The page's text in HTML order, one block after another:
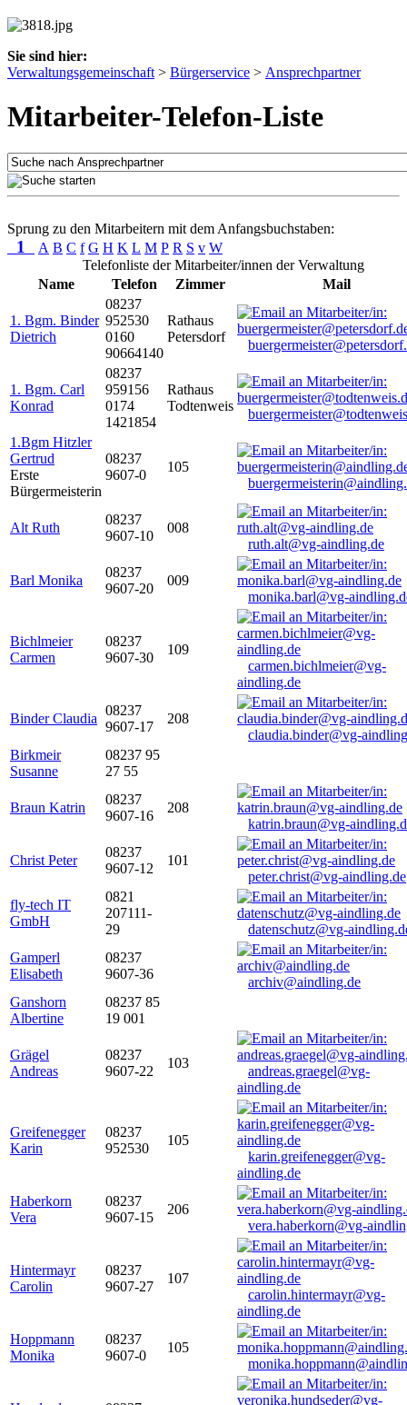
Sie sind hier:
Verwaltungsgemeinschaft > Bürgerservice > Ansprechpartner
Mitarbeiter-Telefon-Liste
Sprung zu den Mitarbeitern mit dem Anfangsbuchstaben:
1 A B C f G H K L M P R S v W
Telefonliste der Mitarbeiter/innen der Verwaltung
Name
Telefon Zimmer Mail
1. Bgm. Binder
Dietrich
08237
952530
0160
90664140
Rathaus
Petersdorf
1. Bgm. Carl
Konrad
08237
959156
0174
1421854
Rathaus
Todtenweis
1.Bgm Hitzler
Gertrud
Erste
Bürgermeisterin
08237
9607-0
105
Alt Ruth
08237
9607-10
008
ruth.alt@vg-aindling.de
Barl Monika
08237
9607-20
009
monika.barl@vg-
Bichlmeier
Carmen
08237
9607-30
109
carmen.bichlmeier@vg-
aindling.de
Binder Claudia
08237
9607-17
208
claudia.binder@vg-
Birkmeir
Susanne
08237 95
27 55
Braun Katrin
08237
9607-16
208
katrin.braun@vg-
Christ Peter
08237
9607-12
101
peter.christ@vg-aindling.de
fly-tech IT
GmbH
0821
207111-
29
datenschutz@vg-
Gamperl
Elisabeth
08237
9607-36
archiv@aindling.de
Ganshorn
Albertine
08237 85
19 001
Grägel
Andreas
08237
9607-22
103
andreas.graegel@vg-
aindling.de
Greifenegger
Karin
08237
952530
105
karin.greifenegger@vg-
aindling.de
Haberkorn
Vera
08237
9607-15
206
vera.haberkorn@vg-
Hintermayr
Carolin
08237
9607-27
107
carolin.hintermayr@vg-
aindling.de
Hoppmann
Monika
08237
9607-0
105